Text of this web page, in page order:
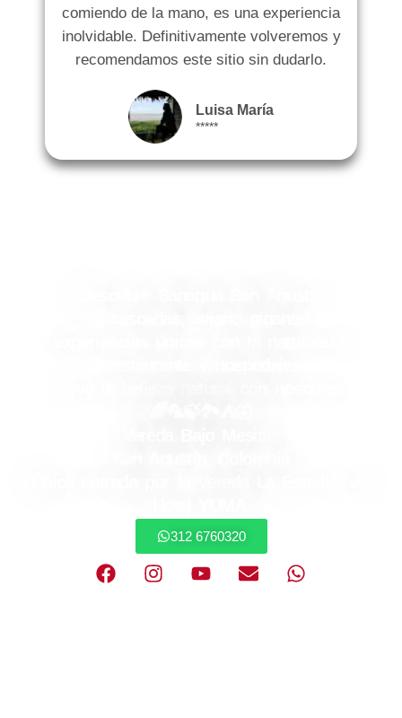
comiendo de la mano, es una experiencia
inolvidable. Definitivamente volveremos y
recomendamos este sitio sin dudarlo.
Luisa María
*****
312 6760320